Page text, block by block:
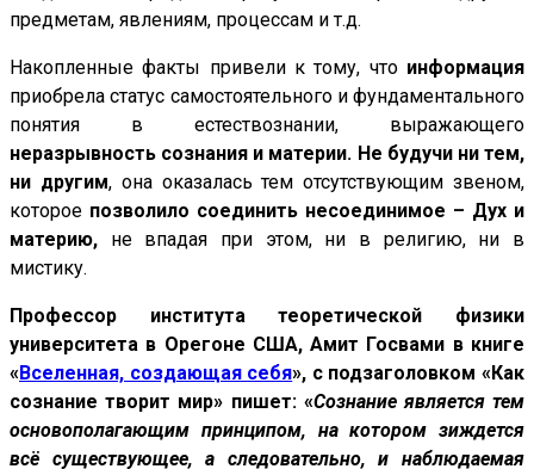
предметам, явлениям, процессам и т.д.
Накопленные факты привели к тому, что информация
приобрела статус самостоятельного и фундаментального
понятия в естествознании, выражающего
неразрывность сознания и материи. Не будучи ни тем,
ни другим, она оказалась тем отсутствующим звеном,
которое позволило соединить несоединимое – Дух и
материю, не впадая при этом, ни в религию, ни в
мистику.
Профессор института теоретической физики
университета в Орегоне США, Амит Госвами в книге
«Вселенная, создающая себя», с подзаголовком «Как
сознание творит мир» пишет: «Сознание является тем
основополагающим принципом, на котором зиждется
всё существующее, а следовательно, и наблюдаемая